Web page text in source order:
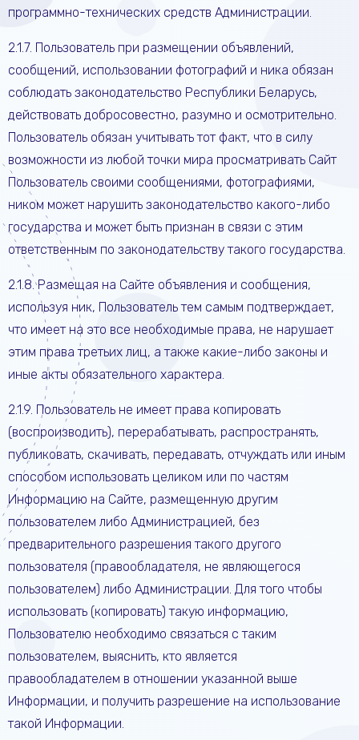
программно-технических средств Администрации.
2.1.7. Пользователь при размещении объявлений,
сообщений, использовании фотографий и ника обязан
соблюдать законодательство Республики Беларусь,
действовать добросовестно, разумно и осмотрительно.
Пользователь обязан учитывать тот факт, что в силу
возможности из любой точки мира просматривать Сайт
Пользователь своими сообщениями, фотографиями,
ником может нарушить законодательство какого-либо
государства и может быть признан в связи с этим
ответственным по законодательству такого государства.
2.1.8. Размещая на Сайте объявления и сообщения,
используя ник, Пользователь тем самым подтверждает,
что имеет на это все необходимые права, не нарушает
этим права третьих лиц, а также какие-либо законы и
иные акты обязательного характера.
2.1.9. Пользователь не имеет права копировать
(воспроизводить), перерабатывать, распространять,
публиковать, скачивать, передавать, отчуждать или иным
способом использовать целиком или по частям
Информацию на Сайте, размещенную другим
пользователем либо Администрацией, без
предварительного разрешения такого другого
пользователя (правообладателя, не являющегося
пользователем) либо Администрации. Для того чтобы
использовать (копировать) такую информацию,
Пользователю необходимо связаться с таким
пользователем, выяснить, кто является
правообладателем в отношении указанной выше
Информации, и получить разрешение на использование
такой Информации.